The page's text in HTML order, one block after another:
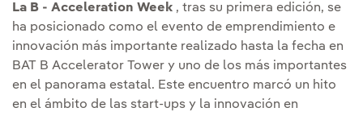
La B - Acceleration Week , tras su primera edición, se
ha posicionado como el evento de emprendimiento e
innovación más importante realizado hasta la fecha en
BAT B Accelerator Tower y uno de los más importantes
en el panorama estatal. Este encuentro marcó un hito
en el ámbito de las start-ups y la innovación en